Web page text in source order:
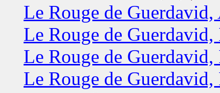
Le Rouge de Guerdavid,
Le Rouge de Guerdavid,
Le Rouge de Guerdavid,
Le Rouge de Guerdavid,